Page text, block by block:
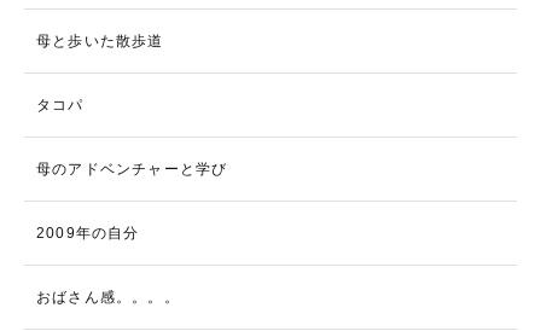
母と歩いた散歩道
タコパ
母のアドベンチャーと学び
2009年の自分
おばさん感。。。。